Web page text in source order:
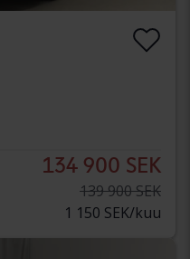
134 900 SEK
139 900 SEK
1 150 SEK/kuu